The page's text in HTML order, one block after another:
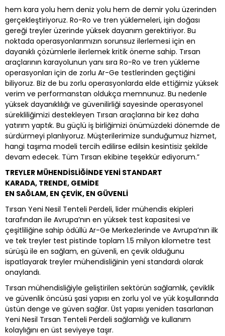
hem kara yolu hem deniz yolu hem de demir yolu üzerinden
gerçekleştiriyoruz. Ro-Ro ve tren yüklemeleri, işin doğası
gereği treyler üzerinde yüksek dayanım gerektiriyor. Bu
noktada operasyonlarımızın sorunsuz ilerlemesi için en
dayanıklı çözümlerle ilerlemek kritik öneme sahip. Tırsan
araçlarının karayolunun yanı sıra Ro-Ro ve tren yükleme
operasyonları için de zorlu Ar-Ge testlerinden geçtiğini
biliyoruz. Biz de bu zorlu operasyonlarda elde ettiğimiz yüksek
verim ve performanstan oldukça memnunuz. Bu nedenle
yüksek dayanıklılığı ve güvenilirliği sayesinde operasyonel
sürekliliğimizi destekleyen Tırsan araçlarına bir kez daha
yatırım yaptık. Bu güçlü iş birliğimizi önümüzdeki dönemde de
sürdürmeyi planlıyoruz. Müşterilerimize sunduğumuz hizmet,
hangi taşıma modeli tercih edilirse edilsin kesintisiz şekilde
devam edecek. Tüm Tırsan ekibine teşekkür ediyorum.”
TREYLER MÜHENDİSLİĞİNDE YENİ STANDART
KARADA, TRENDE, GEMİDE
EN SAĞLAM, EN ÇEVİK, EN GÜVENLİ
Tırsan Yeni Nesil Tenteli Perdeli, lider mühendis ekipleri
tarafından ile Avrupa’nın en yüksek test kapasitesi ve
çeşitliliğine sahip ödüllü Ar-Ge Merkezlerinde ve Avrupa’nın ilk
ve tek treyler test pistinde toplam 1.5 milyon kilometre test
sürüşü ile en sağlam, en güvenli, en çevik olduğunu
ispatlayarak treyler mühendisliğinin yeni standardı olarak
onaylandı.
Tırsan mühendisliğiyle geliştirilen sektörün sağlamlık, çeviklik
ve güvenlik öncüsü şasi yapısı en zorlu yol ve yük koşullarında
üstün denge ve güven sağlar. Üst yapısı yeniden tasarlanan
Yeni Nesil Tırsan Tenteli Perdeli sağlamlığı ve kullanım
kolaylığını en üst seviyeye taşır.